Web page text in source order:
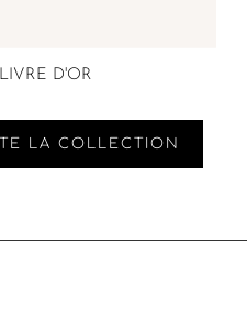
LIVRE D'OR
LA COLLECTION